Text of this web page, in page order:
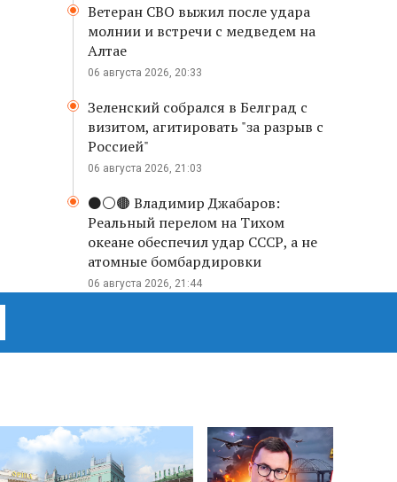
Ветеран СВО выжил после удара
молнии и встречи с медведем на
Алтае
06 августа 2026, 20:33
Зеленский собрался в Белград с
визитом, агитировать "за разрыв с
Россией"
06 августа 2026, 21:03
⚫️⚪️🟤 Владимир Джабаров:
Реальный перелом на Тихом
океане обеспечил удар СССР, а не
атомные бомбардировки
06 августа 2026, 21:44